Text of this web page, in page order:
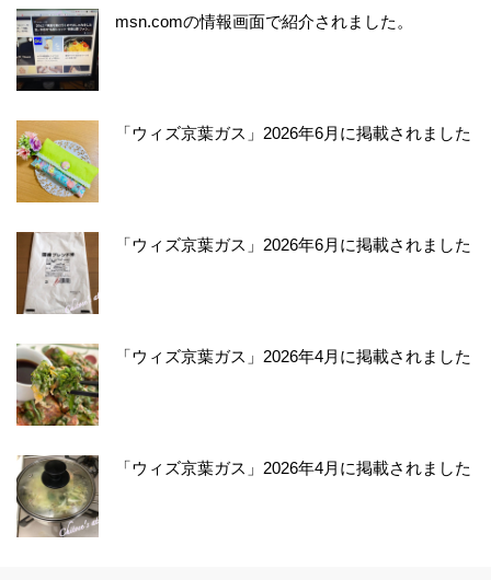
msn.comの情報画面で紹介されました。
「ウィズ京葉ガス」2026年6月に掲載されました
「ウィズ京葉ガス」2026年6月に掲載されました
「ウィズ京葉ガス」2026年4月に掲載されました
「ウィズ京葉ガス」2026年4月に掲載されました